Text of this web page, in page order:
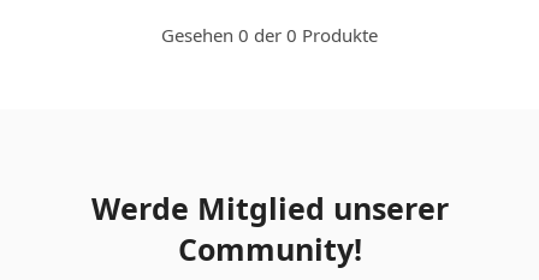
Gesehen 0 der 0 Produkte
Werde Mitglied unserer
Community!